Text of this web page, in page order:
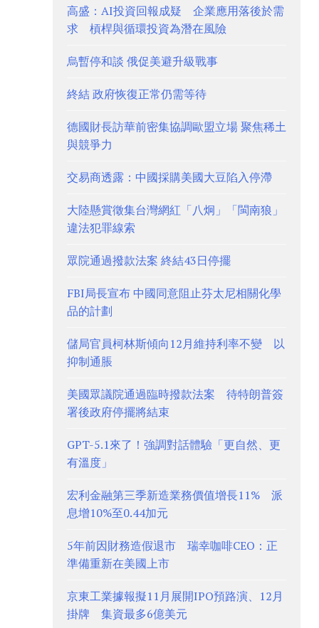
高盛：AI投資回報成疑 企業應用落後於需
求 槓桿與循環投資為潛在風險
烏暫停和談 俄促美避升級戰事
終結 政府恢復正常仍需等待
德國財長訪華前密集協調歐盟立場 聚焦稀土
與競爭力
交易商透露：中國採購美國大豆陷入停滯
大陸懸賞徵集台灣網紅「八炯」「閩南狼」
違法犯罪線索
眾院通過撥款法案 終結43日停擺
FBI局長宣布 中國同意阻止芬太尼相關化學
品的計劃
儲局官員柯林斯傾向12月維持利率不變 以
抑制通脹
美國眾議院通過臨時撥款法案 待特朗普簽
署後政府停擺將結束
GPT-5.1來了！強調對話體驗「更自然、更
有溫度」
宏利金融第三季新造業務價值增長11% 派
息增10%至0.44加元
5年前因財務造假退市 瑞幸咖啡CEO：正
準備重新在美國上市
京東工業據報擬11月展開IPO預路演、12月
掛牌 集資最多6億美元